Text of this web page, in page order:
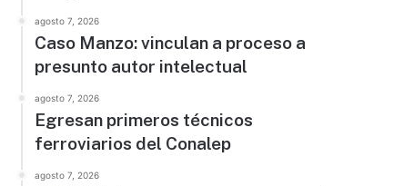
agosto 7, 2026
Caso Manzo: vinculan a proceso a
presunto autor intelectual
agosto 7, 2026
Egresan primeros técnicos
ferroviarios del Conalep
agosto 7, 2026